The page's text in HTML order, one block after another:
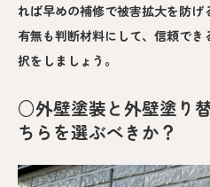
れば早めの補修で被害拡大を防
有無も判断材料にして、信頼で
択をしましょう。
○外壁塗装と外壁塗り
ちらを選ぶべきか？